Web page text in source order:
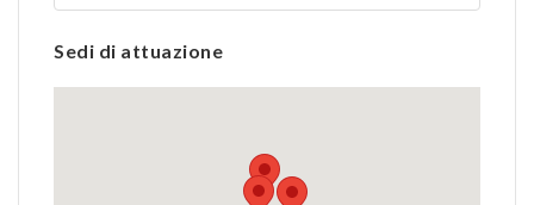
Sedi di attuazione